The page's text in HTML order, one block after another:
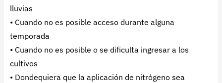
lluvias
• Cuando no es posible acceso durante alguna
temporada
• Cuando no es posible o se dificulta ingresar a los
cultivos
• Dondequiera que la aplicación de nitrógeno sea